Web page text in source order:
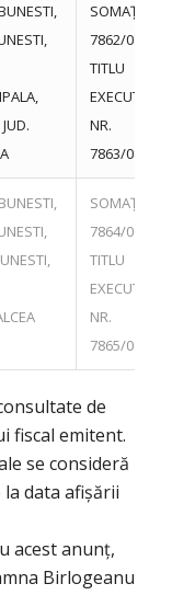
SOMAȚIE
7862/
TITLU
EXECUTORIU
NR.
7863/
SOMAȚIE
7864/
TITLU
EXECUTORIU
NR.
7865/
de
fiscal emitent.
se consideră
data afișării
acest anunț,
Birlogeanu